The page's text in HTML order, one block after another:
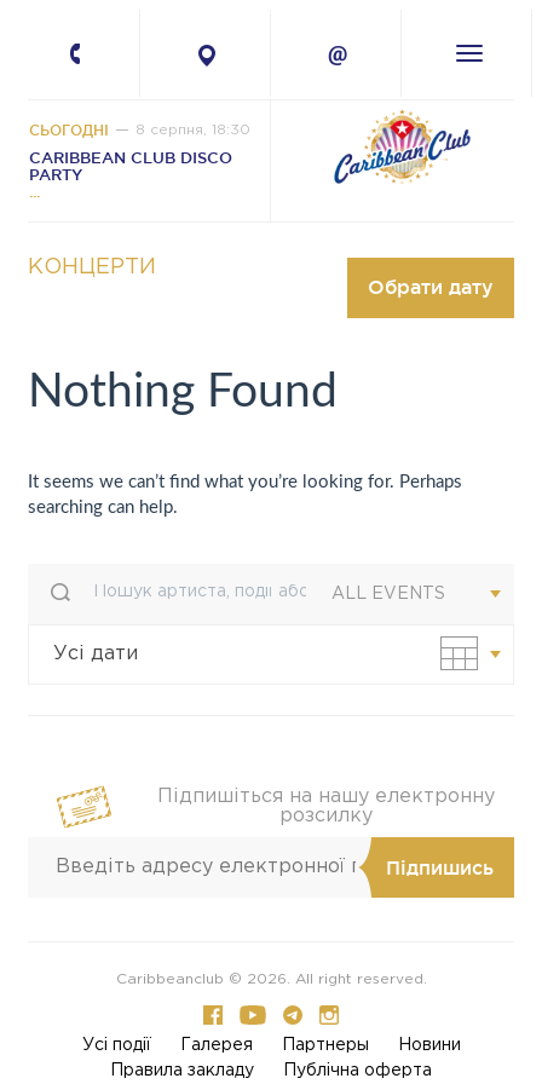
СЬОГОДНІ 8 серпня, 18:30
CARIBBEAN CLUB DISCO
PARTY
Обрати дату
КОНЦЕРТИ
Nothing Found
It seems we can’t find what you’re looking for. Perhaps
searching can help.
ALL EVENTS
Усі дати
Своя дата
Підпишіться на нашу електронну
розсилку
Caribbeanclub © 2026. All right reserved.
Усi події Галерея Партнеры
Новини
Правила закладу
Публічна оферта